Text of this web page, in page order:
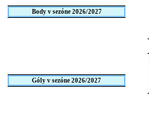
Body v sezóne 2026/2027
Góly v sezóne 2026/2027